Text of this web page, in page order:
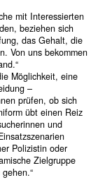
mit Interessierten
beziehen sich
das Gehalt, die
Von uns bekommen
Möglichkeit, eine
–
prüfen, ob sich
übt einen Reiz
und
Polizistin oder
Zielgruppe